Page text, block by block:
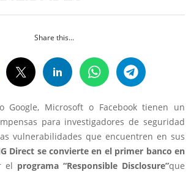
Share this...
Google, Microsoft o Facebook tienen un
para investigadores de seguridad
vulnerabilidades que encuentren en sus
Direct se convierte en el primer banco en
el programa “Responsible Disclosure”que